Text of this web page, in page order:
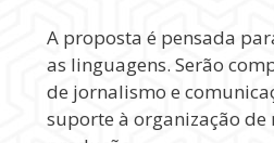
A proposta é pensada
as linguagens. Serão
de jornalismo e
suporte à organização de